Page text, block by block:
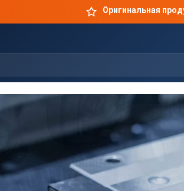
Оригинальная